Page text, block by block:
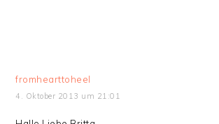
fromhearttoheel
4. Oktober 2013 um 21:01